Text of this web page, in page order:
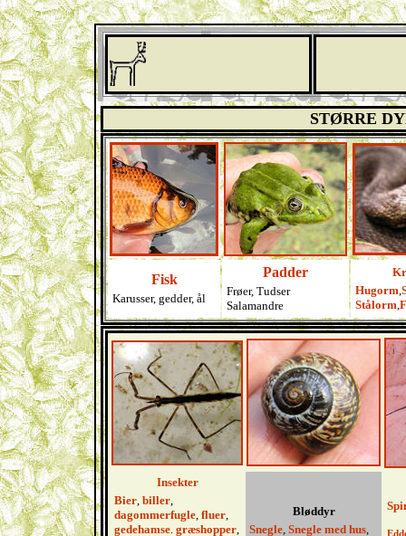
STØRRE
Fisk
Karusser, gedder, ål
Padder
Frøer, Tudser
Salamandre
Hugorm,
Stålorm,
Insekter
Bier, biller,
dagommerfugle, fluer,
gedehamse. græshopper,
Bløddyr
Snegle, Snegle med hus,